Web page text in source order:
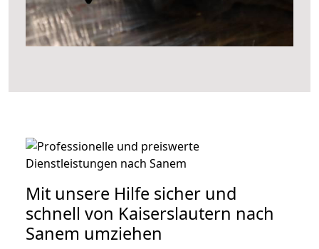
Mit unsere Hilfe sicher und
schnell von Kaiserslautern nach
Sanem umziehen